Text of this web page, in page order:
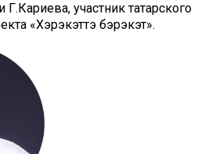
Г.Кариева, участник татарского
«Хэрэкэттэ бэрэкэт».